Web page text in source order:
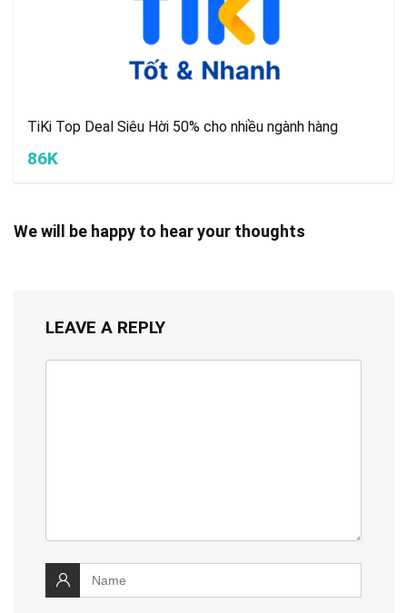
TiKi Top Deal Siêu Hời 50% cho nhiều ngành hàng
86K
We will be happy to hear your thoughts
LEAVE A REPLY